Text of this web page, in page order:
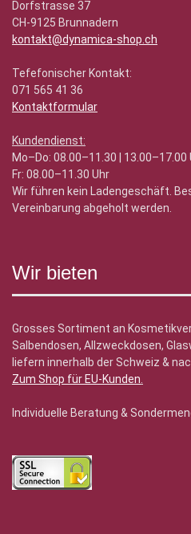
Dorfstrasse 37
CH-9125 Brunnadern
kontakt@dynamica-shop.ch
Tefefonischer Kontakt:
071 565 41 36
Kontaktformular
Kundendienst:
Mo–Do: 08.00–11.30 | 13.00–17.00
Fr: 08.00–11.30 Uhr
Wir führen kein Ladengeschäft.
Vereinbarung abgeholt werden.
Wir bieten
Grosses Sortiment an
Salbendosen, Allzweckdosen,
liefern innerhalb der Schweiz &
Zum Shop für EU-Kunden.
Individuelle Beratung &